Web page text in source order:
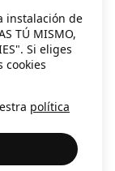
instalación de
TÚ MISMO,
Si eliges
cookies
política